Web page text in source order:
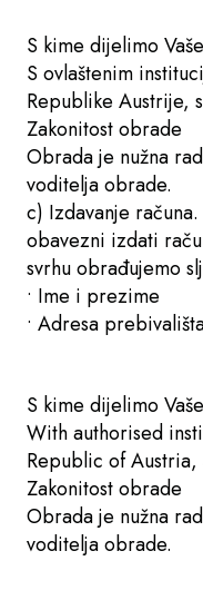
S kime dijelimo
S ovlaštenim
Republike Austrije,
Zakonitost obrade
Obrada je nužna
voditelja obrade.
c) Izdavanje
obavezni izdati
svrhu obrađujemo
• Ime i prezime
• Adresa
S kime dijelimo
With authorised
Republic of
Zakonitost obrade
Obrada je nužna
voditelja obrade.